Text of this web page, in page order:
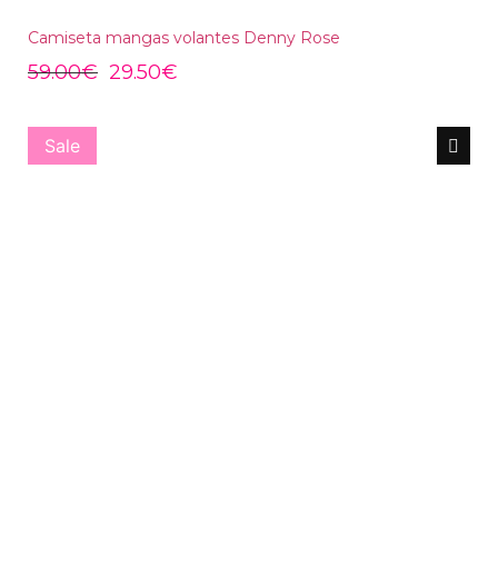
Camiseta mangas volantes Denny Rose
59.00€ 29.50€
Sale